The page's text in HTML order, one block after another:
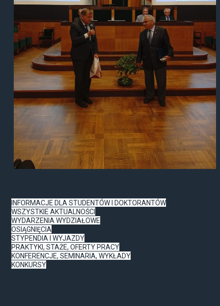
INFORMACJE DLA STUDENTÓW I DOKTORANTÓW
WSZYSTKIE AKTUALNOŚCI
WYDARZENIA WYDZIAŁOWE
OSIĄGNIĘCIA
STYPENDIA I WYJAZDY
PRAKTYKI, STAŻE, OFERTY PRACY
KONFERENCJE, SEMINARIA, WYKŁADY
KONKURSY